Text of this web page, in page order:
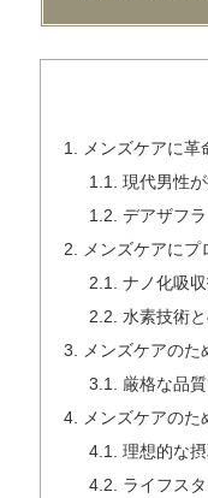
1. メンズケアに革
1.1. 現代男性
1.2. デアザフ
2. メンズケアにプ
2.1. ナノ化吸
2.2. 水素技術
3. メンズケアのた
3.1. 厳格な品
4. メンズケアのた
4.1. 理想的な
4.2. ライフス